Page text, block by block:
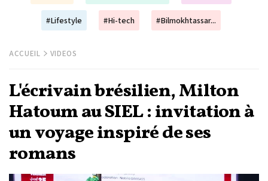
#Lifestyle #Hi-tech #Bilmokhtassar...
ACCUEIL VIDEOS
L'écrivain brésilien, Milton
Hatoum au SIEL : invitation à
un voyage inspiré de ses
romans